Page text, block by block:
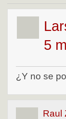
5
¿Y no se
Raul